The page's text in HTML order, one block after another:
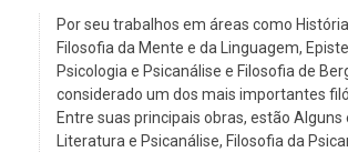
Por seu trabalhos em áreas como
Filosofia da Mente e da Linguagem,
Psicologia e Psicanálise e Filosofia de
considerado um dos mais importantes
Entre suas principais obras, estão Alguns
Literatura e Psicanálise, Filosofia da